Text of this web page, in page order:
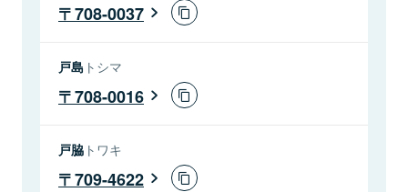
708-0037
戸島 トシマ
708-0016
戸脇 トワキ
709-4622